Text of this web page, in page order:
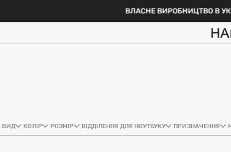
ВЛАСНЕ
ВИД КОЛІР РОЗМІР ВІДДІЛЕННЯ ДЛЯ НОУТБУКУ ПРИЗНАЧЕННЯ